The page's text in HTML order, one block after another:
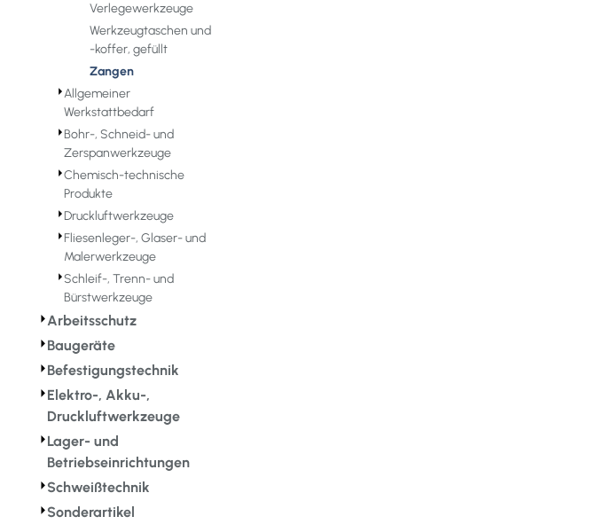
Verlegewerkzeuge
Werkzeugtaschen und
-koffer, gefüllt
Zangen
⏵Allgemeiner
Werkstattbedarf
⏵Bohr-, Schneid- und
Zerspanwerkzeuge
⏵Chemisch-technische
Produkte
⏵Druckluftwerkzeuge
⏵Fliesenleger-, Glaser- und
Malerwerkzeuge
⏵Schleif-, Trenn- und
Bürstwerkzeuge
⏵Arbeitsschutz
⏵Baugeräte
⏵Befestigungstechnik
⏵Elektro-, Akku-,
Druckluftwerkzeuge
⏵Lager- und
Betriebseinrichtungen
⏵Schweißtechnik
⏵Sonderartikel